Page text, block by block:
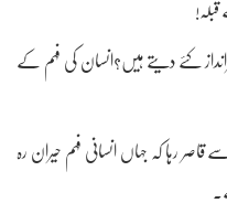
قبلہ!
کئے دیتے ہیں؟انسان کی فہم کے
قاصر رہا کہ جہاں انسانی فہم حیران رہ